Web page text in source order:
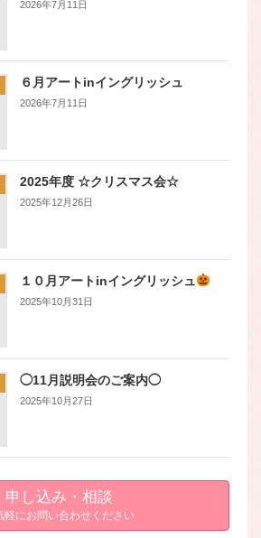
2026年7月11日
６月アートinイングリッシュ
2026年7月11日
2025年度 ☆クリスマス会☆
2025年12月26日
１０月アートinイングリッシュ
2025年10月31日
◯11月説明会のご案内◯
2025年10月27日
申し込み・相談
軽にお問い合わせください